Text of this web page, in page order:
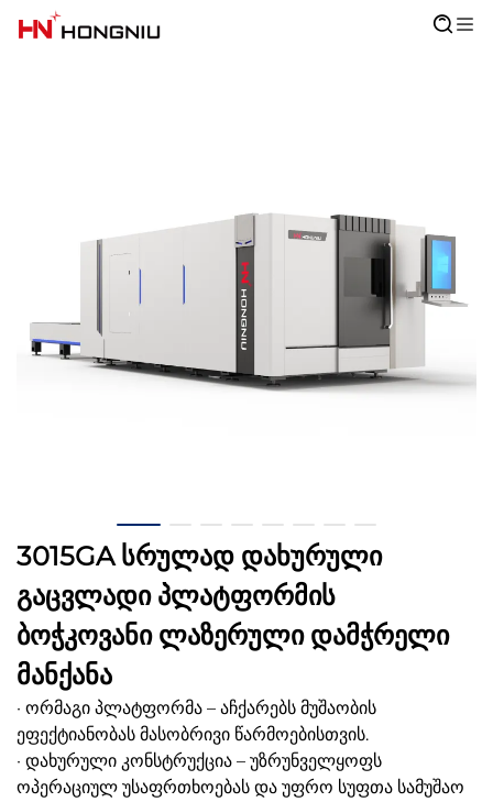
3015GA სრულად დახურული
გაცვლადი პლატფორმის
ბოჭკოვანი ლაზერული დამჭრელი
მანქანა
· ორმაგი პლატფორმა – აჩქარებს მუშაობის
ეფექტიანობას მასობრივი წარმოებისთვის.
· დახურული კონსტრუქცია – უზრუნველყოფს
ოპერაციულ უსაფრთხოებას და უფრო სუფთა სამუშაო